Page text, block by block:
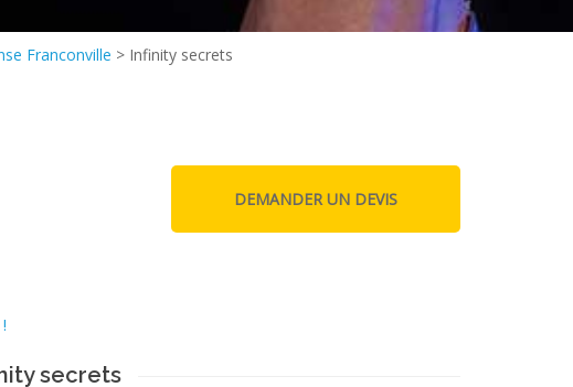
Franconville > Infinity secrets
secrets